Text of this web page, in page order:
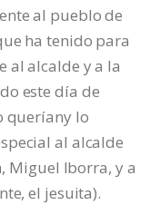
al pueblo de
ha tenido para
al alcalde y a la
este día de
queríany lo
al alcalde
Miguel Iborra, y a
el jesuita).